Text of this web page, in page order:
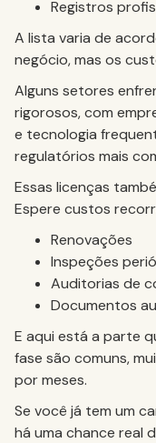
Registros
A lista varia de
negócio, mas os
Alguns setores
rigorosos, com
e tecnologia
regulatórios mais
Essas licenças
Espere custos
Renovações
Inspeções
Auditorias de
Documentos
E aqui está a parte
fase são comuns,
por meses.
Se você já tem um
há uma chance real